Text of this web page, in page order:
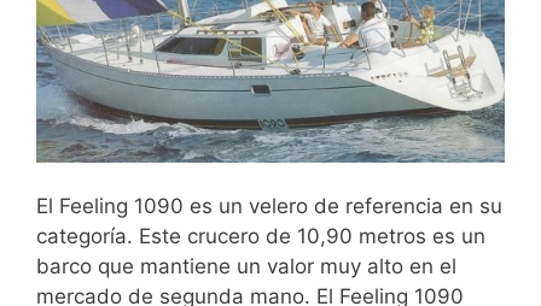
El Feeling 1090 es un velero de referencia en su
categoría. Este crucero de 10,90 metros es un
barco que mantiene un valor muy alto en el
mercado de segunda mano. El Feeling 1090